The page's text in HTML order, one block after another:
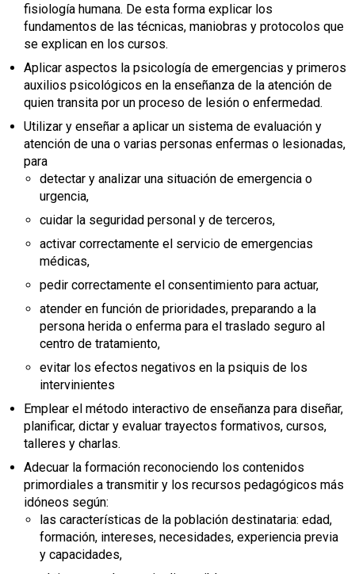
fisiología humana. De esta forma explicar los
fundamentos de las técnicas, maniobras y protocolos que
se explican en los cursos.
Aplicar aspectos la psicología de emergencias y primeros
auxilios psicológicos en la enseñanza de la atención de
quien transita por un proceso de lesión o enfermedad.
Utilizar y enseñar a aplicar un sistema de evaluación y
atención de una o varias personas enfermas o lesionadas,
para
detectar y analizar una situación de emergencia o
urgencia,
cuidar la seguridad personal y de terceros,
activar correctamente el servicio de emergencias
médicas,
pedir correctamente el consentimiento para actuar,
atender en función de prioridades, preparando a la
persona herida o enferma para el traslado seguro al
centro de tratamiento,
evitar los efectos negativos en la psiquis de los
intervinientes
Emplear el método interactivo de enseñanza para diseñar,
planificar, dictar y evaluar trayectos formativos, cursos,
talleres y charlas.
Adecuar la formación reconociendo los contenidos
primordiales a transmitir y los recursos pedagógicos más
idóneos según:
las características de la población destinataria: edad,
formación, intereses, necesidades, experiencia previa
y capacidades,